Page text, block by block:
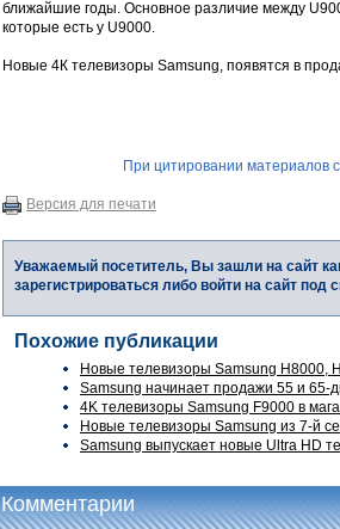
ближайшие годы. Основное различие между
которые есть у U9000.
Новые 4К телевизоры Samsung, появятся в
При цитировании материалов
Версия для печати
Уважаемый посетитель, Вы зашли на сайт
зарегистрироваться либо войти на сайт под
Похожие публикации
Новые телевизоры Samsung H8000,
Samsung начинает продажи 55 и 65-
4K телевизоры Samsung F9000 в
Новые телевизоры Samsung из 7-й
Samsung выпускает новые Ultra HD
Комментарии